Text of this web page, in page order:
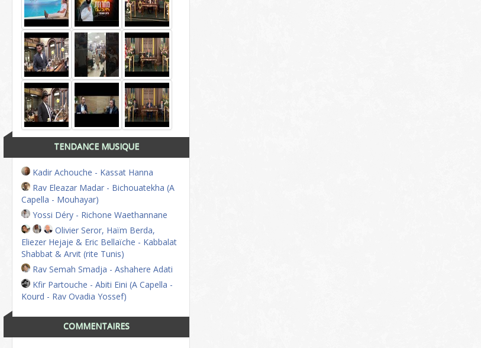
TENDANCE MUSIQUE
Kadir Achouche - Kassat Hanna
Rav Eleazar Madar - Bichouatekha (A
Capella - Mouhayar)
Yossi Déry - Richone Waethannane
Olivier Seror, Haïm Berda,
Eliezer Hejaje & Eric Bellaïche - Kabbalat
Shabbat & Arvit (rite Tunis)
Rav Semah Smadja - Ashahere Adati
Kfir Partouche - Abiti Eini (A Capella -
Kourd - Rav Ovadia Yossef)
COMMENTAIRES